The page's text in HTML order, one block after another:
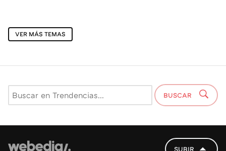
VER MÁS TEMAS
BUSCAR
SUBIR